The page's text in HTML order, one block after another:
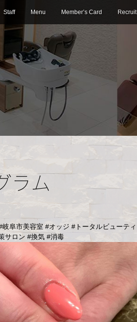
Staff Menu Member’s Card Recruit
ラム
阜市美容室 #オッジ #トータルビューティ
サロン #換気 #消毒